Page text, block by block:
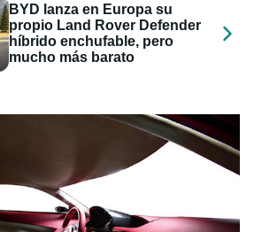
BYD lanza en Europa su
propio Land Rover Defender
híbrido enchufable, pero
mucho más barato